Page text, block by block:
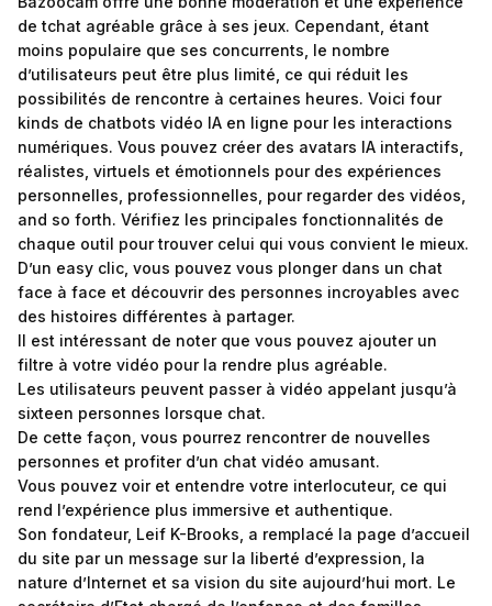
de tchat agréable grâce à ses jeux. Cependant, étant
moins populaire que ses concurrents, le nombre
d’utilisateurs peut être plus limité, ce qui réduit les
possibilités de rencontre à certaines heures. Voici four
kinds de chatbots vidéo IA en ligne pour les interactions
numériques. Vous pouvez créer des avatars IA interactifs,
réalistes, virtuels et émotionnels pour des expériences
personnelles, professionnelles, pour regarder des vidéos,
and so forth. Vérifiez les principales fonctionnalités de
chaque outil pour trouver celui qui vous convient le mieux.
D’un easy clic, vous pouvez vous plonger dans un chat
face à face et découvrir des personnes incroyables avec
des histoires différentes à partager.
Il est intéressant de noter que vous pouvez ajouter un
filtre à votre vidéo pour la rendre plus agréable.
Les utilisateurs peuvent passer à vidéo appelant jusqu’à
sixteen personnes lorsque chat.
De cette façon, vous pourrez rencontrer de nouvelles
personnes et profiter d’un chat vidéo amusant.
Vous pouvez voir et entendre votre interlocuteur, ce qui
rend l’expérience plus immersive et authentique.
Son fondateur, Leif K-Brooks, a remplacé la page d’accueil
du site par un message sur la liberté d’expression, la
nature d’Internet et sa vision du site aujourd’hui mort. Le